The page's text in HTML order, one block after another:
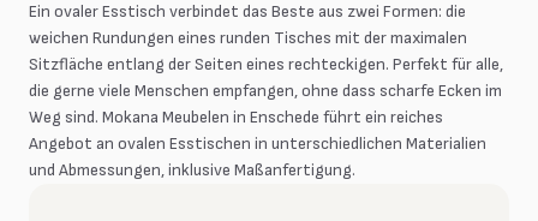
Ein ovaler Esstisch verbindet das Beste aus zwei Formen: die
weichen Rundungen eines runden Tisches mit der maximalen
Sitzfläche entlang der Seiten eines rechteckigen. Perfekt für alle,
die gerne viele Menschen empfangen, ohne dass scharfe Ecken im
Weg sind. Mokana Meubelen in Enschede führt ein reiches
Angebot an ovalen Esstischen in unterschiedlichen Materialien
und Abmessungen, inklusive Maßanfertigung.